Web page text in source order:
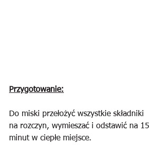
Przygotowanie:
Do miski przełożyć wszystkie składniki
na rozczyn, wymieszać i odstawić na 15
minut w ciepłe miejsce.